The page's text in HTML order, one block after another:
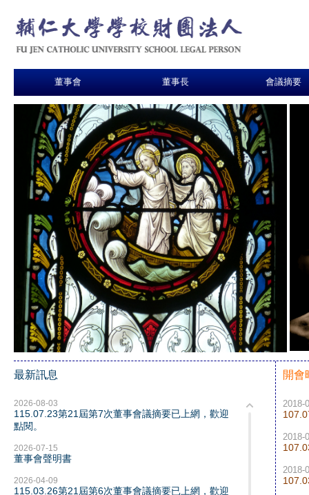
董事會 董事長 會議摘要
最新訊息
2026-08-03
115.07.23第21屆第7次董事會議摘要已上網，歡迎
點閱。
2026-07-15
董事會聲明書
2026-04-09
115.03.26第21屆第6次董事會議摘要已上網，歡迎
開會
2018-
2018-
2018-